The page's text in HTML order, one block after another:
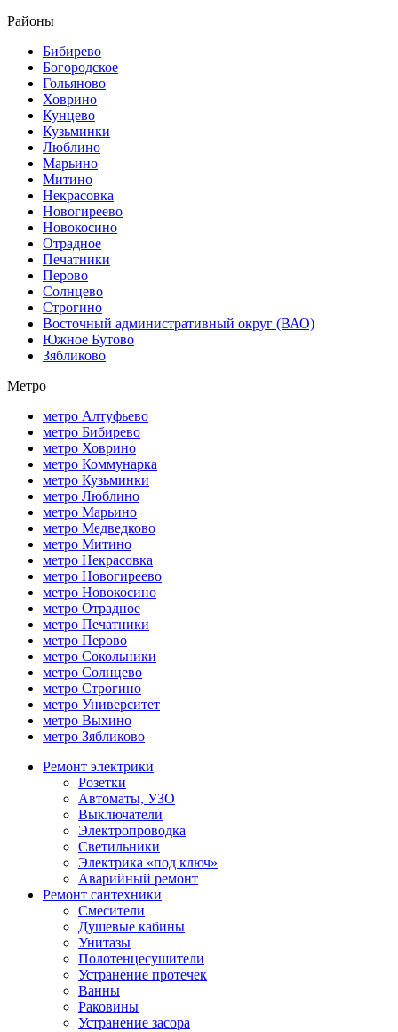
Районы
Бибирево
Богородское
Гольяново
Ховрино
Кунцево
Кузьминки
Люблино
Марьино
Митино
Некрасовка
Новогиреево
Новокосино
Отрадное
Печатники
Перово
Солнцево
Строгино
Восточный административный округ (ВАО)
Южное Бутово
Зябликово
Метро
метро Алтуфьево
метро Бибирево
метро Ховрино
метро Коммунарка
метро Кузьминки
метро Люблино
метро Марьино
метро Медведково
метро Митино
метро Некрасовка
метро Новогиреево
метро Новокосино
метро Отрадное
метро Печатники
метро Перово
метро Сокольники
метро Солнцево
метро Строгино
метро Университет
метро Выхино
метро Зябликово
Ремонт электрики
Розетки
Автоматы, УЗО
Выключатели
Электропроводка
Светильники
Электрика «под ключ»
Аварийный ремонт
Ремонт сантехники
Смесители
Душевые кабины
Унитазы
Полотенцесушители
Устранение протечек
Ванны
Раковины
Устранение засора